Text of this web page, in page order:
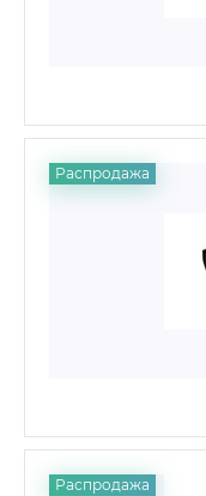
Распродажа
Распродажа